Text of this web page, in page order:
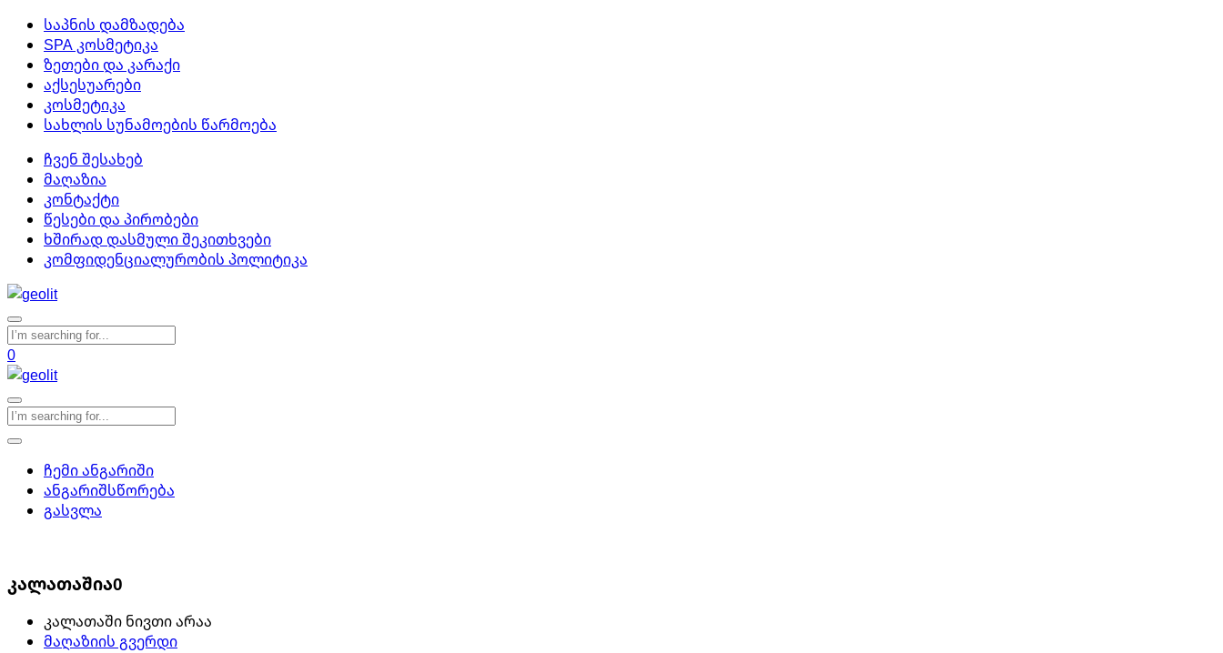
საპნის დამზადება
SPA კოსმეტიკა
ზეთები და კარაქი
აქსესუარები
კოსმეტიკა
სახლის სუნამოების წარმოება
ჩვენ შესახებ
მაღაზია
კონტაქტი
წესები და პირობები
ხშირად დასმული შეკითხვები
კომფიდენციალურობის პოლიტიკა
0
ჩემი ანგარიში
ანგარიშსწორება
გასვლა
კალათაშია0
კალათაში ნივთი არაა
მაღაზიის გვერდი